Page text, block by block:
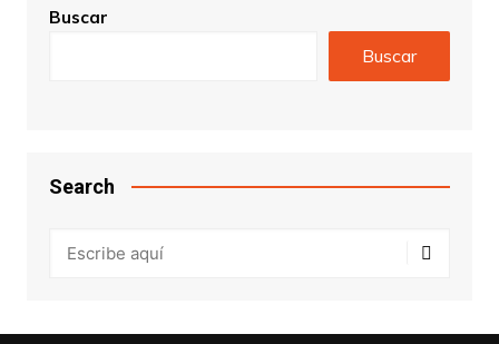
Buscar
Buscar
Search